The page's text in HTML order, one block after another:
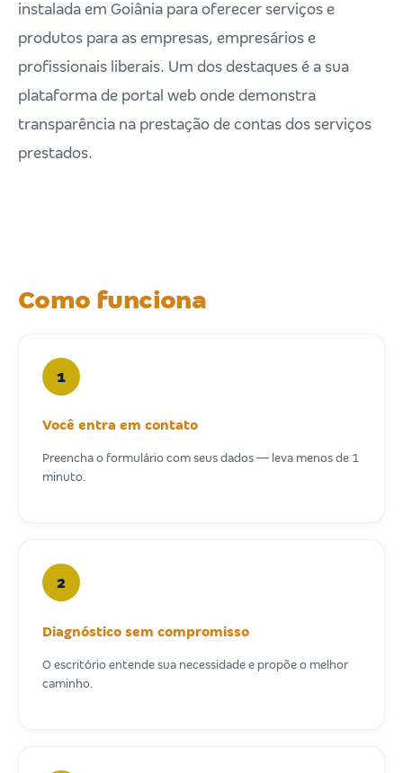
instalada em Goiânia para oferecer serviços e
produtos para as empresas, empresários e
profissionais liberais. Um dos destaques é a sua
plataforma de portal web onde demonstra
transparência na prestação de contas dos serviços
prestados.
Como funciona
1
Você entra em contato
Preencha o formulário com seus dados — leva menos de 1
minuto.
2
Diagnóstico sem compromisso
O escritório entende sua necessidade e propõe o melhor
caminho.